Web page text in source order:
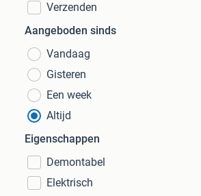
Verzenden
Aangeboden sinds
Vandaag
Gisteren
Een week
Altijd
Eigenschappen
Demontabel
Elektrisch